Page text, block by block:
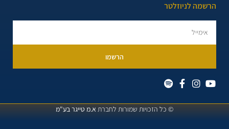
הרשמה לניוזלטר
הרשמו
© כל הזכויות שמורות לחברתא.מ טייגר בע"מ